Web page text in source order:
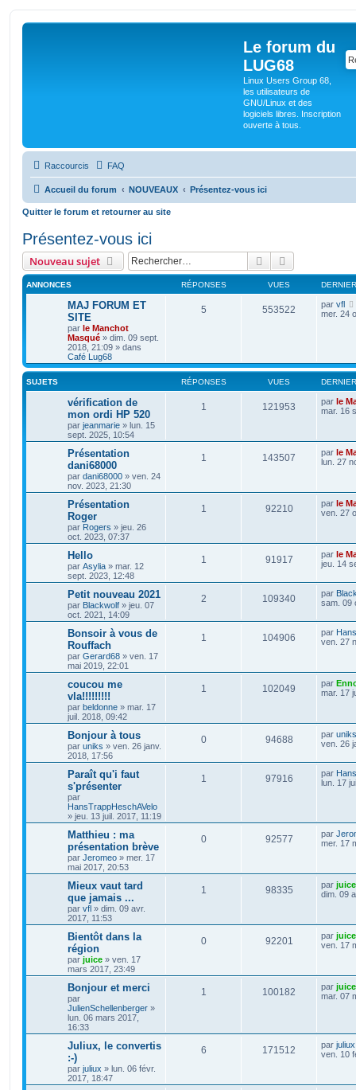
Le forum du
LUG68
Linux Users Group 68,
les utilisateurs de
GNU/Linux et des
logiciels libres. Inscription
ouverte à tous.
Raccourcis FAQ
Accueil du forum NOUVEAUX Présentez-vous ici
Quitter le forum et retourner au site
Présentez-vous ici
Nouveau sujet Rechercher
ANNONCES RÉPONSES VUES
MAJ FORUM ET
SITE
par le Manchot
Masqué » dim. 09 sept.
2018, 21:09 » dans
Café Lug68
5 553522 par vfl
mer. 24
SUJETS RÉPONSES VUES
vérification de
mon ordi HP 520
par jeanmarie » lun. 15
sept. 2025, 10:54
1 121953 par le
mar. 16
Présentation
dani68000
par dani68000 » ven. 24
nov. 2023, 21:30
1 143507 par le
lun. 27
Présentation
Roger
par Rogers » jeu. 26
oct. 2023, 07:37
1 92210 par le
ven. 27
Hello
par Asylia » mar. 12
sept. 2023, 12:48
1 91917 par le
jeu. 14
Petit nouveau 2021
par Blackwolf » jeu. 07
oct. 2021, 14:09
2 109340 par
sam. 09
Bonsoir à vous de
Rouffach
par Gerard68 » ven. 17
mai 2019, 22:01
1 104906 par
ven. 27
coucou me
vla!!!!!!!!!
par beldonne » mar. 17
juil. 2018, 09:42
1 102049 par
mar. 17
Bonjour à tous
par uniks » ven. 26 janv.
2018, 17:56
0 94688 par uniks
ven. 26
Paraît qu'i faut
s'présenter
par
HansTrappHeschAVelo
» jeu. 13 juil. 2017, 11:19
1 97916 par
lun. 17
Matthieu : ma
présentation brève
par Jeromeo » mer. 17
mai 2017, 20:53
0 92577 par
mer. 17
Mieux vaut tard
que jamais ...
par vfl » dim. 09 avr.
2017, 11:53
1 98335 par juice
dim. 09
Bientôt dans la
région
par juice » ven. 17
mars 2017, 23:49
0 92201 par juice
ven. 17
Bonjour et merci
par
JulienSchellenberger »
lun. 06 mars 2017,
16:33
1 100182 par juice
mar. 07
Juliux, le convertis
:-)
par juliux » lun. 06 févr.
2017, 18:47
6 171512 par juliux
ven. 10